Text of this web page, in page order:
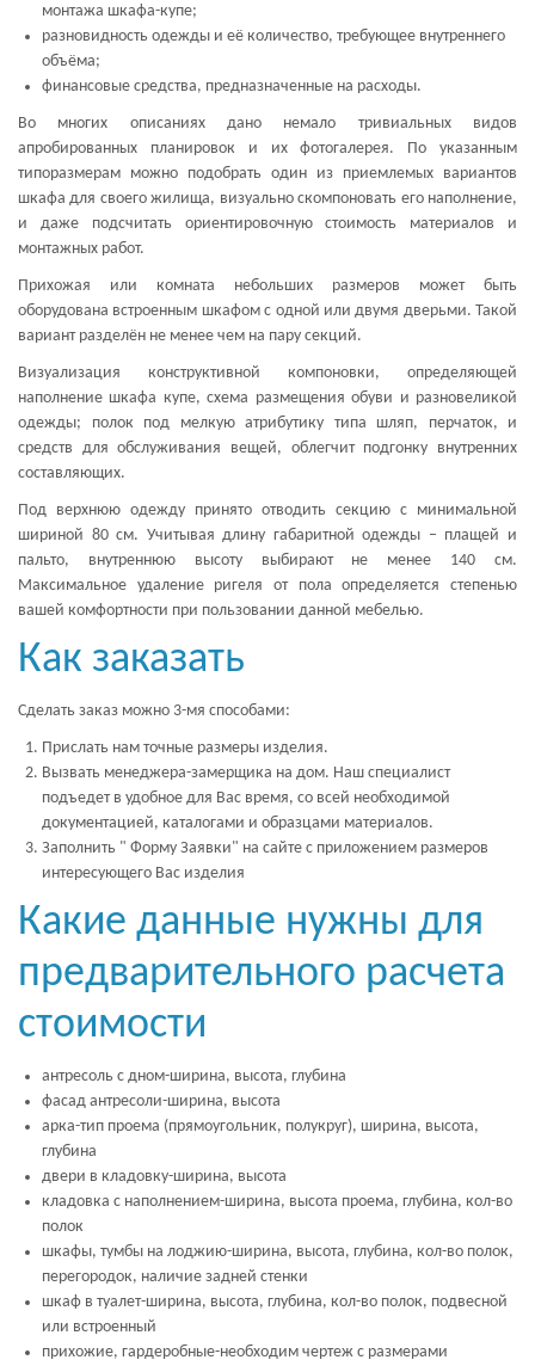
монтажа шкафа-купе;
разновидность одежды и её количество, требующее внутреннего
объёма;
финансовые средства, предназначенные на расходы.
Во многих описаниях дано немало тривиальных видов
апробированных планировок и их фотогалерея. По указанным
типоразмерам можно подобрать один из приемлемых вариантов
шкафа для своего жилища, визуально скомпоновать его наполнение,
и даже подсчитать ориентировочную стоимость материалов и
монтажных работ.
Прихожая или комната небольших размеров может быть
оборудована встроенным шкафом с одной или двумя дверьми. Такой
вариант разделён не менее чем на пару секций.
Визуализация конструктивной компоновки, определяющей
наполнение шкафа купе, схема размещения обуви и разновеликой
одежды; полок под мелкую атрибутику типа шляп, перчаток, и
средств для обслуживания вещей, облегчит подгонку внутренних
составляющих.
Под верхнюю одежду принято отводить секцию с минимальной
шириной 80 см. Учитывая длину габаритной одежды – плащей и
пальто, внутреннюю высоту выбирают не менее 140 см.
Максимальное удаление ригеля от пола определяется степенью
вашей комфортности при пользовании данной мебелью.
Как заказать
Сделать заказ можно 3-мя способами:
Прислать нам точные размеры изделия.
Вызвать менеджера-замерщика на дом. Наш специалист
подъедет в удобное для Вас время, со всей необходимой
документацией, каталогами и образцами материалов.
Заполнить " Форму Заявки" на сайте с приложением размеров
интересующего Вас изделия
Какие данные нужны для
предварительного расчета
стоимости
антресоль с дном-ширина, высота, глубина
фасад антресоли-ширина, высота
арка-тип проема (прямоугольник, полукруг), ширина, высота,
глубина
двери в кладовку-ширина, высота
кладовка с наполнением-ширина, высота проема, глубина, кол-во
полок
шкафы, тумбы на лоджию-ширина, высота, глубина, кол-во полок,
перегородок, наличие задней стенки
шкаф в туалет-ширина, высота, глубина, кол-во полок, подвесной
или встроенный
прихожие, гардеробные-необходим чертеж с размерами